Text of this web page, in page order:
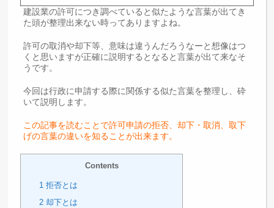
建設業の許可につき調べていると似たような言葉が出てき
た頭が整理出来ない時ってありますよね。
許可の取消や却下等、意味は違うんだろうなーと想像はつ
くと思いますが正確に説明するとなると言葉が出て来なそ
うです。
今回は行政に申請する際に関係する似た言葉を整理し、砕
いて説明します。
この記事を読むことで許可申請の拒否、却下・取消、取下
げの言葉の違いを知ることが出来ます。
Contents
1 拒否とは
2 却下とは